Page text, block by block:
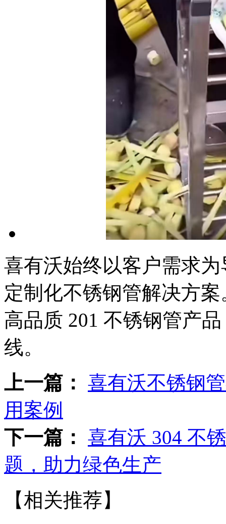
喜有沃始终以客户需求
定制化不锈钢管解决方
高品质 201 不锈钢管产
线。
上一篇： 喜有沃不锈钢
用案例
下一篇： 喜有沃 304 不
题，助力绿色生产
【相关推荐】